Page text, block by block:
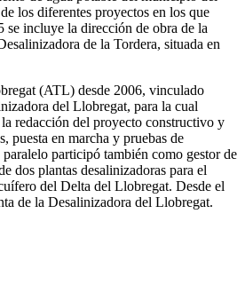
los diferentes proyectos en los que
se incluye la dirección de obra de la
de la Tordera, situada en
(ATL) desde 2006, vinculado
del Llobregat, para la cual
redacción del proyecto constructivo y
puesta en marcha y pruebas de
participó también como gestor de
dos plantas desalinizadoras para el
del Delta del Llobregat. Desde el
de la Desalinizadora del Llobregat.